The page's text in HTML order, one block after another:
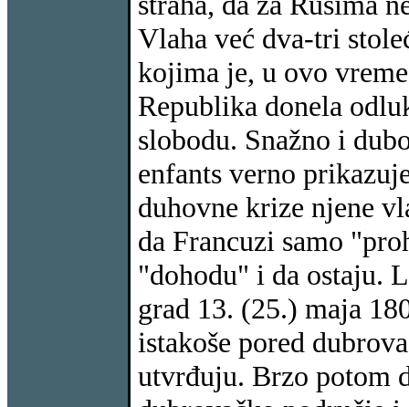
Vlaha već dva-tri
kojima je, u ovo
Republika donela
slobodu. Snažno i
enfants verno
duhovne krize njene
da Francuzi samo
"dohodu" i da ostaju.
grad 13. (25.) maja
istakoše pored
utvrđuju. Brzo potom